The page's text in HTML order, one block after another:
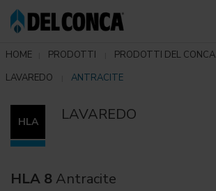
HOME PRODOTTI PRODOTTI DEL CONCA
LAVAREDO
ANTRACITE
HLA LAVAREDO
HLA 8 Antracite